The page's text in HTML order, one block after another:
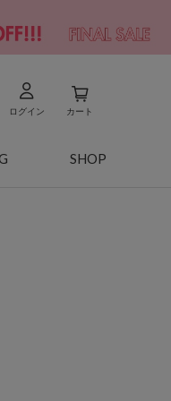
ログイン カート
SHOP